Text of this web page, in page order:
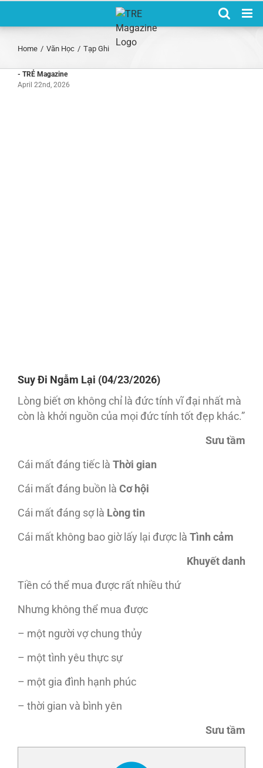
Home / Văn Học / Tạp Ghi
- TRẺ Magazine
April 22nd, 2026
Suy Đi Ngẫm Lại (04/23/2026)
Lòng biết ơn không chỉ là đức tính vĩ đại nhất mà
còn là khởi nguồn của mọi đức tính tốt đẹp khác.”
Sưu tầm
Cái mất đáng tiếc là Thời gian
Cái mất đáng buồn là Cơ hội
Cái mất đáng sợ là Lòng tin
Cái mất không bao giờ lấy lại được là Tình cảm
Khuyết danh
Tiền có thể mua được rất nhiều thứ
Nhưng không thể mua được
– một người vợ chung thủy
– một tình yêu thực sự
– một gia đình hạnh phúc
– thời gian và bình yên
Sưu tầm